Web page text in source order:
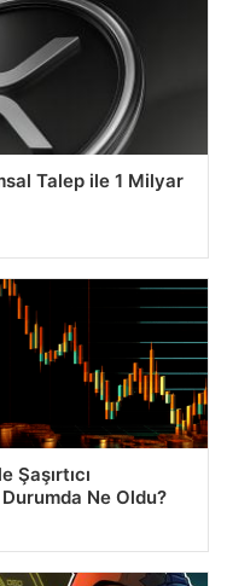
Talep ile 1 Milyar
Şaşırtıcı
Ne Oldu?